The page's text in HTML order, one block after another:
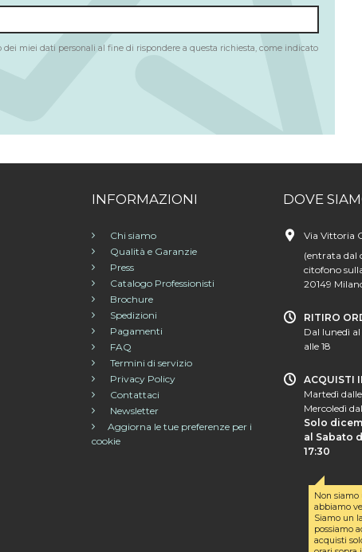
miei dati personali al fine di rispondere a questa richiesta, come indicato
INFORMAZIONI
Chi siamo
Qualità e Garanzie
Press
Catalogo Professionisti
Brochure
Spedizioni
Pagamenti
FAQ
Termini di servizio
Privacy Policy
Contattaci
Newsletter
Aggiorna le tue preferenze per i
cookie
DOVE
Via Vittoria
(entrata dal
citofono
20149
RITIRO
Dal lunedì
alle 18
ACQUISTI
Martedì
Mercoledì
Solo
al Sabato
17:30
Non siamo
abbiamo
Siamo un
possiamo
acquisti